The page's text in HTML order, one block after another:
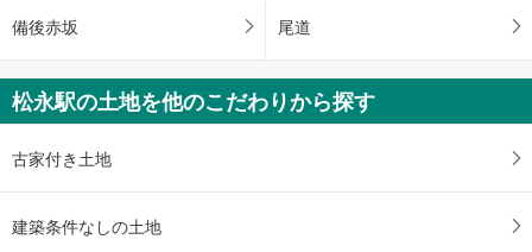
備後赤坂 尾道
松永駅の土地を他のこだわりから探す
古家付き土地
建築条件なしの土地